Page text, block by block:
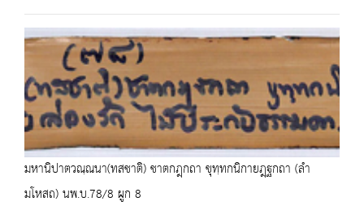
มหานิปาตวณฺณนา(ทสชาติ) ชาตกฎฺกถา ขุทฺทกนิกายฎฺฐกถา (ลำ
มโหสถ) นพ.บ.78/8 ผูก 8